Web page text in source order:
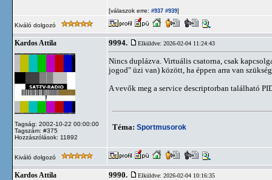
[válaszok erre: #937 #939]
Kiváló dolgozó
Kardos Attila
Tagság: 2002-10-22 00:00:00
Tagszám: #375
Hozzászólások: 11892
9994. Elküldve: 2026-02-04 11:24:43
Nincs duplázva. Virtuális csatorna, csak
jogod" üzi van) között, ha éppen arra van
A vevők meg a service descriptorban található
Téma: Sportmusorok
Kiváló dolgozó
Kardos Attila 9990. Elküldve: 2026-02-04 10:16:35